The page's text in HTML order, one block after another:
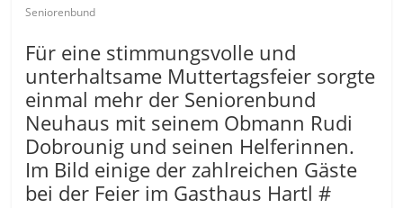
Seniorenbund
Für eine stimmungsvolle und
unterhaltsame Muttertagsfeier sorgte
einmal mehr der Seniorenbund
Neuhaus mit seinem Obmann Rudi
Dobrounig und seinen Helferinnen.
Im Bild einige der zahlreichen Gäste
bei der Feier im Gasthaus Hartl #